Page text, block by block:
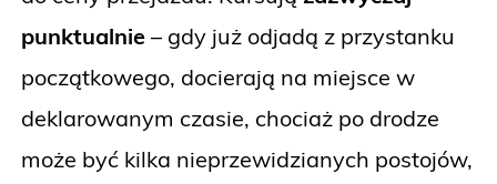
punktualnie – gdy już odjadą z przystanku
początkowego, docierają na miejsce w
deklarowanym czasie, chociaż po drodze
może być kilka nieprzewidzianych postojów,